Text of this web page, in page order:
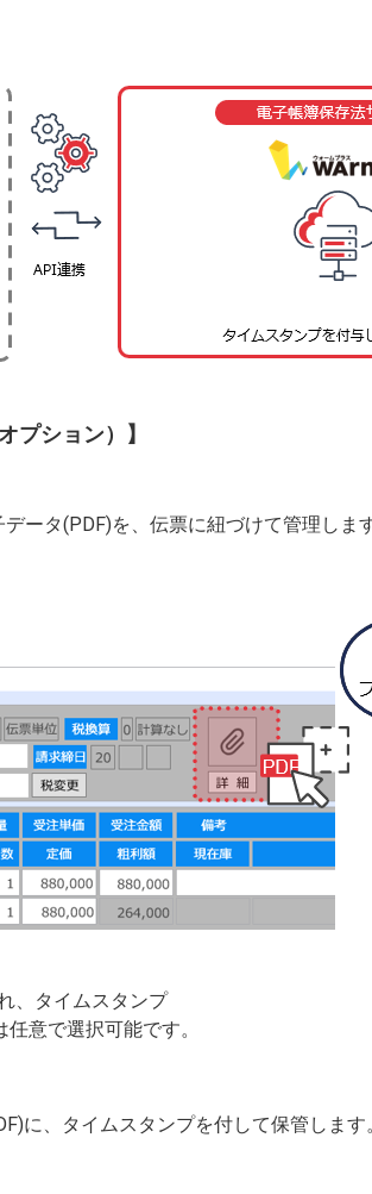
プション）】
ータ(PDF)を、伝票に紐づけて管理しま
、タイムスタンプ
意で選択可能です。
に、タイムスタンプを付して保管します